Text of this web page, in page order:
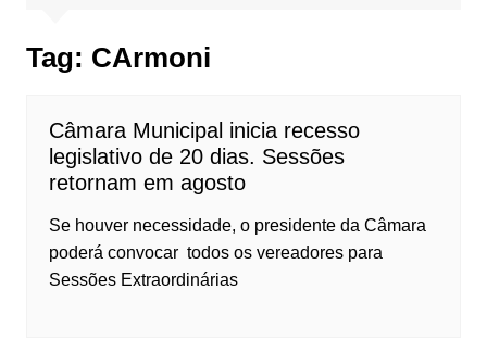
Tag: CArmoni
Câmara Municipal inicia recesso
legislativo de 20 dias. Sessões
retornam em agosto
Se houver necessidade, o presidente da Câmara
poderá convocar todos os vereadores para
Sessões Extraordinárias